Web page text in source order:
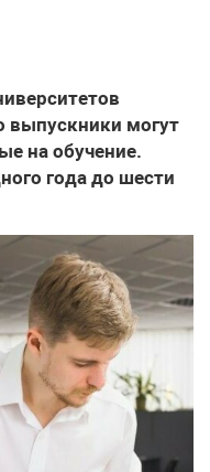
выпускники могут
на обучение.
года до шести